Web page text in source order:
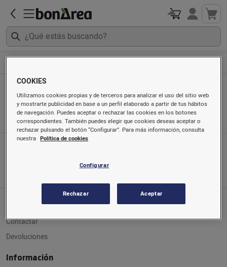
Control ambiental
Ordenado por
Servicio al cliente
Contactar
Devoluciones
Información
COOKIES
Utilizamos cookies propias y de terceros para analizar el uso del sitio web
y mostrarte publicidad en base a un perfil elaborado a partir de tus hábitos
de navegación. Puedes aceptar o rechazar las cookies en los botones
correspondientes. También puedes elegir que cookies deseas aceptar o
rechazar pulsando el botón “Configurar”. Para más información, consulta
nuestra Política de cookies
Configurar
Rechazar Aceptar